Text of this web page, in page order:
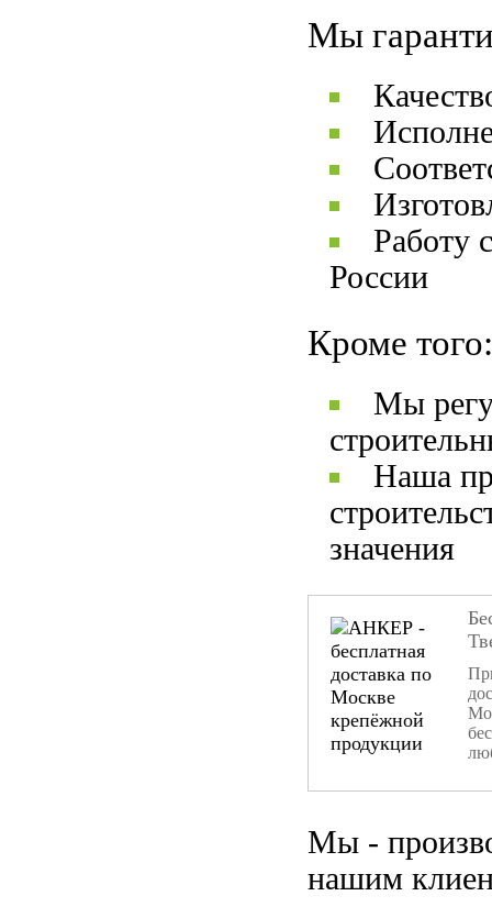
Мы
Работу
России
Кроме того:
Мы
Наша
значения
Мы -
нашим